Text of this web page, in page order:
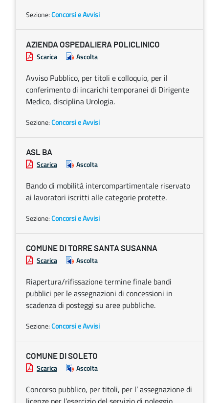
Sezione:Concorsi e Avvisi
AZIENDA OSPEDALIERA POLICLINICO
Scarica Ascolta
Avviso Pubblico, per titoli e colloquio, per il
conferimento di incarichi temporanei di Dirigente
Medico, disciplina Urologia.
Sezione:Concorsi e Avvisi
ASL BA
Scarica Ascolta
Bando di mobilità intercompartimentale riservato
ai lavoratori iscritti alle categorie protette.
Sezione:Concorsi e Avvisi
COMUNE DI TORRE SANTA SUSANNA
Scarica Ascolta
Riapertura/rifissazione termine finale bandi
pubblici per le assegnazioni di concessioni in
scadenza di posteggi su aree pubbliche.
Sezione:Concorsi e Avvisi
COMUNE DI SOLETO
Scarica Ascolta
Concorso pubblico, per titoli, per l’ assegnazione di